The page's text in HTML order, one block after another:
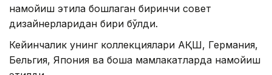
намойиш этила бошлаган биринчи совет
дизайнерларидан бири бўлди.
Кейинчалик унинг коллекциялари АҚШ, Германия,
Бельгия, Япония ва бошқа мамлакатларда намойиш